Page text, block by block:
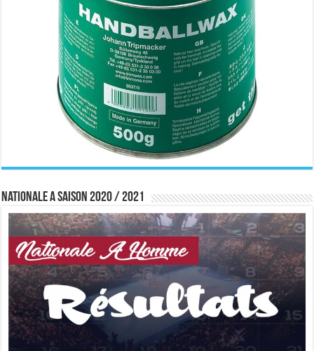
Nationale A saison 2020 / 2021